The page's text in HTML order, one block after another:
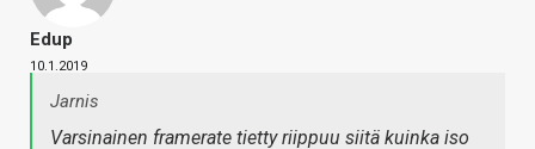
Edup
10.1.2019
Jarnis
Varsinainen framerate tietty riippuu siitä kuinka iso